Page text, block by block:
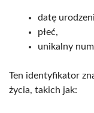
datę
płeć,
unikalny
Ten identyfikator
życia, takich jak: